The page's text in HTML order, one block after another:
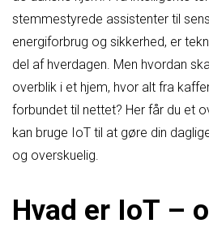
stemmestyrede assistenter til
energiforbrug og sikkerhed, er
del af hverdagen. Men hvordan
overblik i et hjem, hvor alt fra
forbundet til nettet? Her får du et
kan bruge IoT til at gøre din
og overskuelig.
Hvad er IoT –